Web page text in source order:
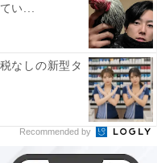
い...
なしの新型タ
Recommended by